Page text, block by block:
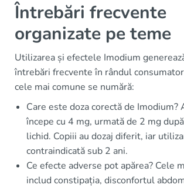
Întrebări frecvente
organizate pe teme
Utilizarea și efectele Imodium
întrebări frecvente în rândul
cele mai comune se numără:
Care este doza corectă de
începe cu 4 mg, urmată de 2 mg
lichid. Copiii au dozaj diferit, iar
contraindicată sub 2 ani.
Ce efecte adverse pot apărea? Cele
includ constipația, disconfortul